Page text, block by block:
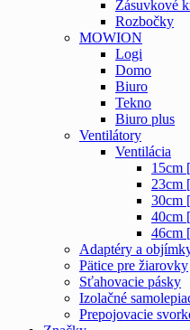
Zásuvkové
Rozbočky
MOWION
Logi
Domo
Biuro
Tekno
Biuro plus
Ventilátory
Ventilácia
15cm
23cm
30cm
40cm
46cm
Adaptéry a
Pätice pre žiarovky
Sťahovacie pásky
Izolačné
Prepojovacie